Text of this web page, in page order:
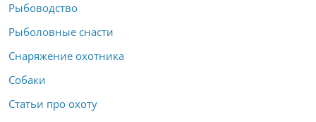
Рыбоводство
Рыболовные снасти
Снаряжение охотника
Собаки
Статьи про охоту